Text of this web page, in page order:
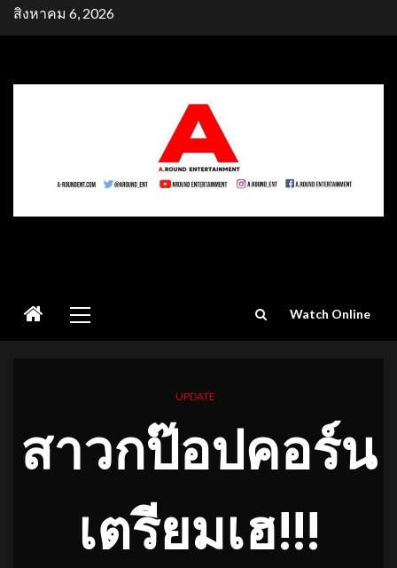
Skipสิงหาคม 6, 2026
Menu
Watch Online
UPDATE
สาวกป๊อปคอร์น
เตรียมเฮ!!!